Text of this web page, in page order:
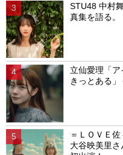
STU48 中村
真集を語る。
立仙愛理「
きっとある
＝ＬＯＶＥ
大谷映美里